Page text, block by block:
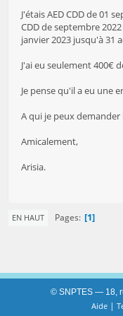
J'étais AED CDD de 01
CDD de septembre
janvier 2023 jusqu'à 31
J'ai eu seulement 400€
Je pense qu'il a eu une
A qui je peux
Amicalement,
Arisia.
EN HAUT Pages 1
© SNPTES — 18,
Aide|